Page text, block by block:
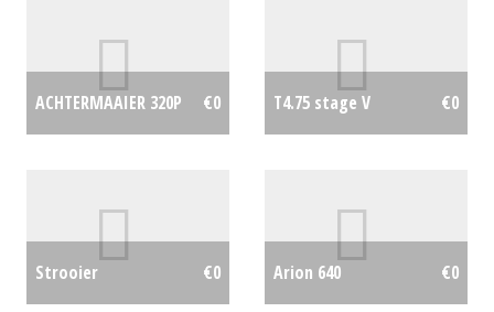
ACHTERMAAIER 320P €0 T4.75 stage V €0
Strooier €0 Arion 640 €0